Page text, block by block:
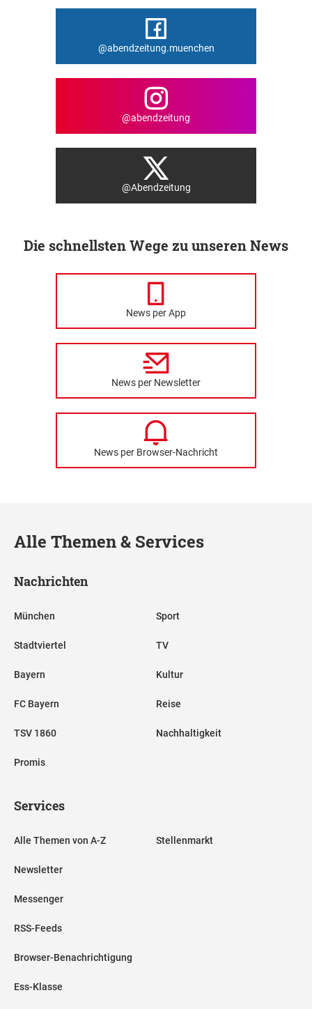
@abendzeitung.muenchen
@abendzeitung
@Abendzeitung
Die schnellsten Wege zu unseren News
News per App
News per Newsletter
News per Browser-Nachricht
Alle Themen & Services
Nachrichten
München
Stadtviertel
Bayern
FC Bayern
TSV 1860
Promis
Sport
TV
Kultur
Reise
Nachhaltigkeit
Services
Alle Themen von A-Z
Newsletter
Messenger
RSS-Feeds
Browser-Benachrichtigung
Ess-Klasse
Stellenmarkt